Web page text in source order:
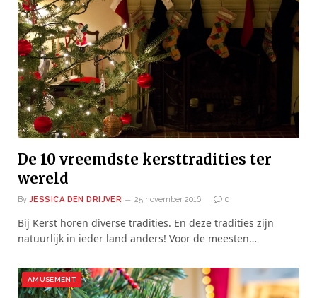
De 10 vreemdste kersttradities ter
wereld
By JESSICA DEN DRIJVER 25 november 2016 0
Bij Kerst horen diverse tradities. En deze tradities zijn
natuurlijk in ieder land anders! Voor de meesten…
AMUSEMENT